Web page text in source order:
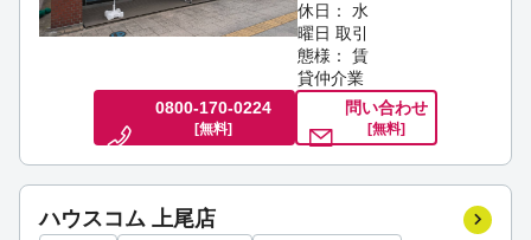
休日： 水
曜日 取引
態様： 賃
貸仲介業
0800-170-0224
[無料]
問い合わせ
[無料]
ハウスコム 上尾店